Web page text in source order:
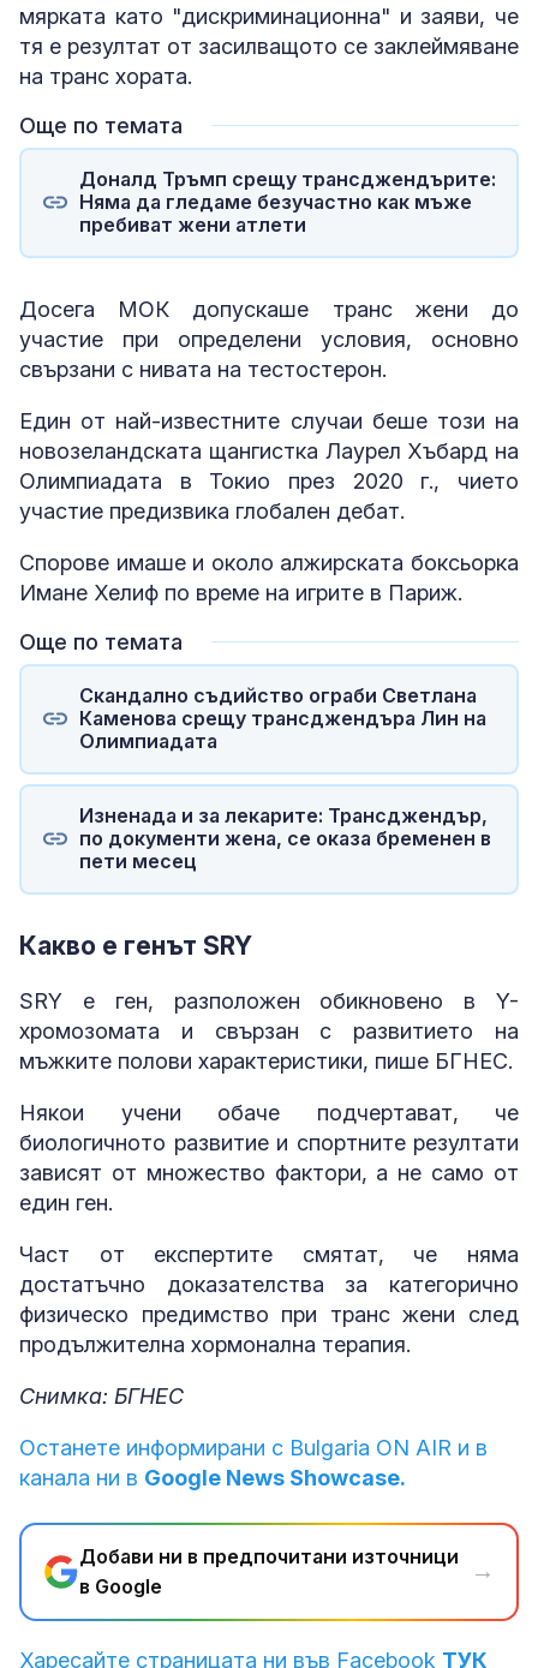
мярката като "дискриминационна" и заяви, че
тя е резултат от засилващото се заклеймяване
на транс хората.
Още по темата
Доналд Тръмп срещу трансджендърите:
Няма да гледаме безучастно как мъже
пребиват жени атлети
Досега МОК допускаше транс жени до
участие при определени условия, основно
свързани с нивата на тестостерон.
Един от най-известните случаи беше този на
новозеландската щангистка Лаурел Хъбард на
Олимпиадата в Токио през 2020 г., чието
участие предизвика глобален дебат.
Спорове имаше и около алжирската боксьорка
Имане Хелиф по време на игрите в Париж.
Още по темата
Скандално съдийство ограби Светлана
Каменова срещу трансджендъра Лин на
Олимпиадата
Изненада и за лекарите: Трансджендър,
по документи жена, се оказа бременен в
пети месец
Какво е генът SRY
SRY е ген, разположен обикновено в Y-
хромозомата и свързан с развитието на
мъжките полови характеристики, пише БГНЕС.
Някои учени обаче подчертават, че
биологичното развитие и спортните резултати
зависят от множество фактори, а не само от
един ген.
Част от експертите смятат, че няма
достатъчно доказателства за категорично
физическо предимство при транс жени след
продължителна хормонална терапия.
Снимка: БГНЕС
Останете информирани с Bulgaria ON AIR и в
канала ни в Google News Showcase.
Добави ни в предпочитани източници
в Google
→
Харесайте страницата ни във Facebook ТУК